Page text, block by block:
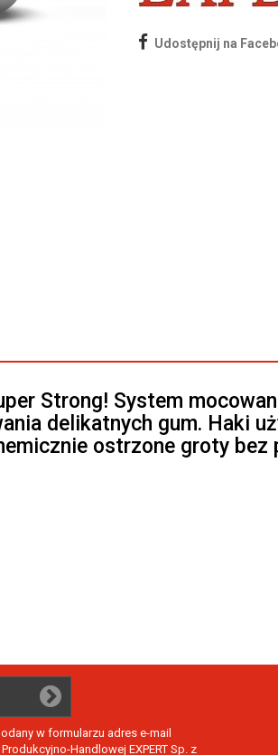
Udostępnij na
Strong! System
delikatnych gum. Haki
ostrzone groty
w formularzu adres e-mail
Handlowej EXPERT Sp. z